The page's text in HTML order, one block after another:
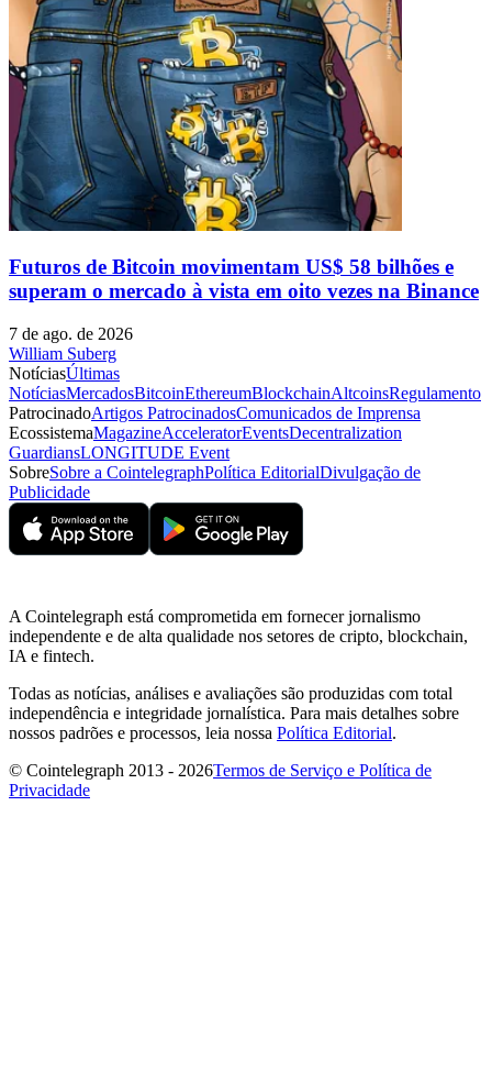
Futuros de Bitcoin movimentam US$ 58 bilhões e
superam o mercado à vista em oito vezes na Binance
7 de ago. de 2026
William Suberg
NotíciasÚltimas
NotíciasMercadosBitcoinEthereumBlockchainAltcoinsRegulamento
PatrocinadoArtigos PatrocinadosComunicados de Imprensa
EcossistemaMagazineAcceleratorEventsDecentralization
GuardiansLONGITUDE Event
SobreSobre a CointelegraphPolítica EditorialDivulgação de
Publicidade
A Cointelegraph está comprometida em fornecer jornalismo
independente e de alta qualidade nos setores de cripto, blockchain,
IA e fintech.
Todas as notícias, análises e avaliações são produzidas com total
independência e integridade jornalística. Para mais detalhes sobre
nossos padrões e processos, leia nossa Política Editorial.
© Cointelegraph 2013 - 2026Termos de Serviço e Política de
Privacidade